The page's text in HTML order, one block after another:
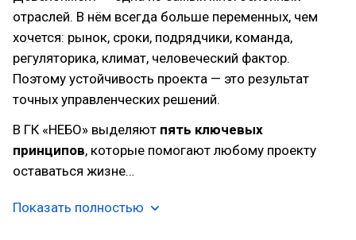
отраслей. В нём всегда больше переменных, чем
хочется: рынок, сроки, подрядчики, команда,
регуляторика, климат, человеческий фактор.
Поэтому устойчивость проекта — это результат
точных управленческих решений.
В ГК «НЕБО» выделяют пять ключевых
принципов, которые помогают любому проекту
оставаться жизне…
Показать полностью